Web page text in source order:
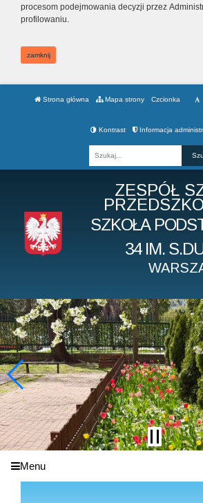
procesom podejmowania decyzji przez
profilowaniu.
zamknij
Strona główna Mapa strony Czcionka
Kontrast Informacja
ZESPÓŁ
SZKOŁA
34 IM.
Menu